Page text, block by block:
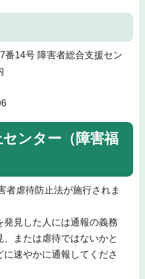
番14号 障害者総合支援セン
ンター（障害福
虐待防止法が施行されま
見した人には通報の義務
または虐待ではないかと
速やかに通報してくださ